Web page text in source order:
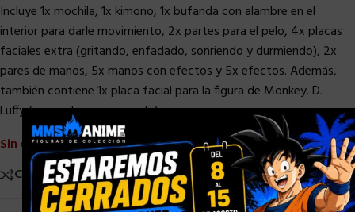
Incluye 1x mochila, 1x kimono, 1x bufanda con alambre en el
interior para darle movimiento, 2x partes para el pelo, 4x placas
faciales extra (gritando, enfadado, sonriendo y durmiendo), 2x
pares de manos, 5x manos con efectos y 5x efectos. Además,
también contiene 1x placa facial para la figura de Monkey. D.
Luffy (se vende por separado)
Sin existencias
Comparar
Añadir a la lista de deseos
×